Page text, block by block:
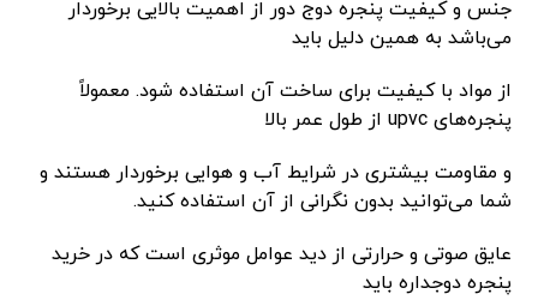
جنس و کیفیت پنجره دوج دور از اهمیت بالایی برخوردار
می‌باشد به همین دلیل باید
از مواد با کیفیت برای ساخت آن استفاده شود. معمولاً
پنجره‌های upvc از طول عمر بالا
و مقاومت بیشتری در شرایط آب و هوایی برخوردار هستند و
شما می‌توانید بدون نگرانی از آن استفاده کنید.
عایق صوتی و حرارتی از دید عوامل موثری است که در خرید
پنجره دوجداره باید